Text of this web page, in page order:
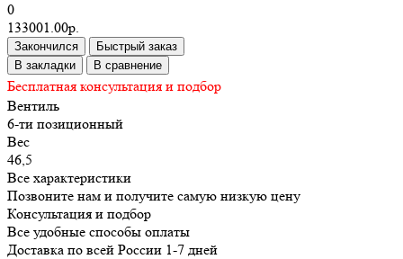
0
133001.00р.
Закончился
Быстрый заказ
В закладки
В сравнение
Бесплатная консультация и подбор
Вентиль
6-ти позиционный
Вес
46,5
Все характеристики
Позвоните нам и получите самую низкую цену
Консультация и подбор
Все удобные способы оплаты
Доставка по всей России 1-7 дней